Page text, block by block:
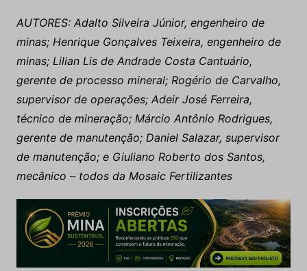
AUTORES: Adalto Silveira Júnior, engenheiro de
minas; Henrique Gonçalves Teixeira, engenheiro de
minas; Lilian Lis de Andrade Costa Cantuário,
gerente de processo mineral; Rogério de Carvalho,
supervisor de operações; Adeir José Ferreira,
técnico de mineração; Márcio Antônio Rodrigues,
gerente de manutenção; Daniel Salazar, supervisor
de manutenção; e Giuliano Roberto dos Santos,
mecânico – todos da Mosaic Fertilizantes